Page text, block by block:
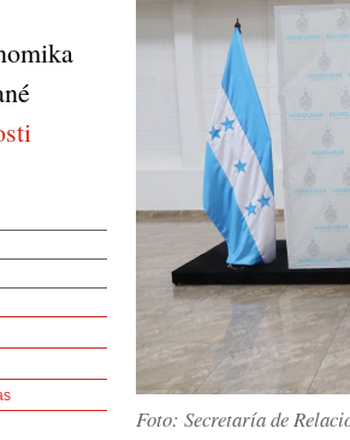
Foto: Secretaría de